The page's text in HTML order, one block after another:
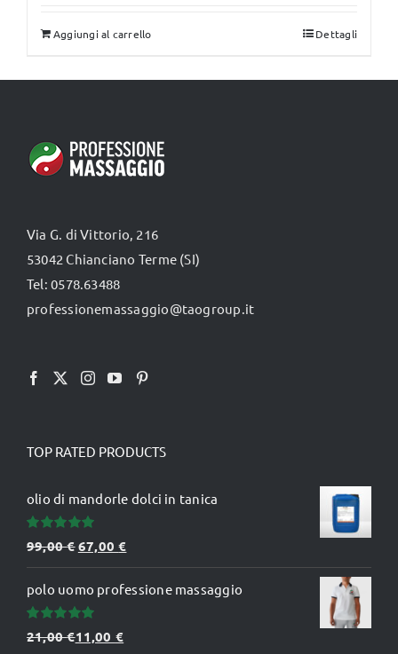
era:
è:
Aggiungi al carrello Dettagli
Via G. di Vittorio, 216
53042 Chianciano Terme (SI)
Tel: 0578.63488
professionemassaggio@taogroup.it
TOP RATED PRODUCTS
olio di mandorle dolci in tanica
Valutato
5.00su 5
99,00€Il
prezzo
originale
era:
99,00 €.
67,00€
prezzo
attuale
polo uomo professione massaggio
Valutato
5.00su 5
21,00€11,00 €